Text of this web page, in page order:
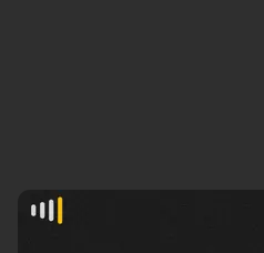
Agronegócios